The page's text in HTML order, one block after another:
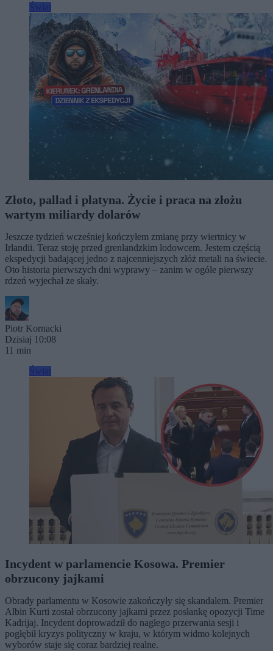
Złoto, pallad i platyna. Życie i praca na złożu
wartym miliardy dolarów
Jeszcze tydzień wcześniej kończyłem zmianę przy wiertnicy w
Irlandii. Teraz stoję przed grenlandzkim lodowcem. Jestem częścią
ekspedycji badającej jedno z najcenniejszych złóż metali na świecie.
Oto historia pierwszych dni wyprawy – zanim w ogóle pierwszy
rdzeń wyjechał ze skały.
Piotr Kornacki
Dzisiaj 10:08
11 min
Incydent w parlamencie Kosowa. Premier
obrzucony jajkami
Obrady parlamentu w Kosowie zakończyły się skandalem. Premier
Albin Kurti został obrzucony jajkami przez posłankę opozycji Time
Kadrijaj. Incydent doprowadził do nagłego przerwania sesji i
pogłębił kryzys polityczny w kraju, w którym widmo kolejnych
wyborów staje się coraz bardziej realne.